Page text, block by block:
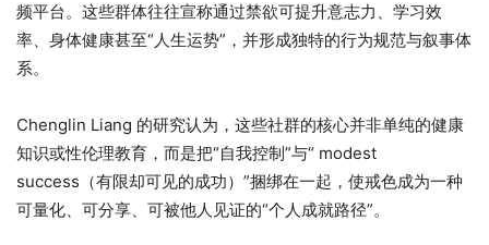
频平台。这些群体往往宣称通过禁欲可提升意志力、学习效
率、身体健康甚至“人生运势”，并形成独特的行为规范与叙事体
系。
Chenglin Liang 的研究认为，这些社群的核心并非单纯的健康
知识或性伦理教育，而是把“自我控制”与“ modest
success（有限却可见的成功）”捆绑在一起，使戒色成为一种
可量化、可分享、可被他人见证的“个人成就路径”。